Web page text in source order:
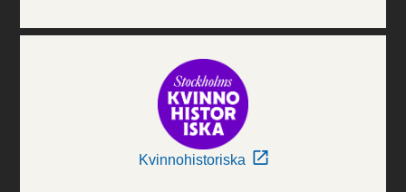
Kvinnohistoriska